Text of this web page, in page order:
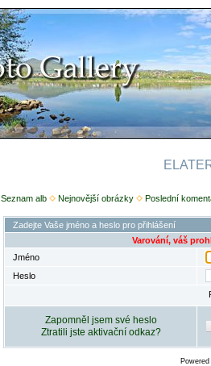
Seznam alb Nejnovější obrázky Poslední
Zadejte Vaše jméno a heslo pro přihlášení
Varování, váš
Jméno
Heslo
Zapomněl jsem své heslo
Ztratili jste aktivační odkaz?